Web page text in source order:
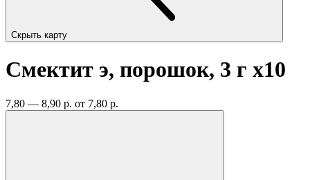
Скрыть карту
Смектит э, порошок, 3 г x10
7,80 — 8,90 р. от 7,80 р.